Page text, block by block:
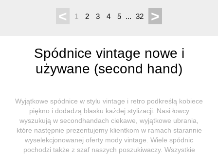
< 1 2 3 4 5 ... 32 >
Spódnice vintage nowe i
używane (second hand)
Wyjątkowe spódnice w stylu vintage i retro podkreślą kobiece
piękno i dodadzą blasku każdej stylizacji. Nasi łowcy
wyszukują w secondhandach ciekawe, wyjątkowe ubrania,
które następnie prezentujemy klientkom w ramach starannie
wyselekcjonowanej oferty mody vintage. Wiele spódnic
pochodzi także z szaf naszych poszukiwaczy. Wszystkie